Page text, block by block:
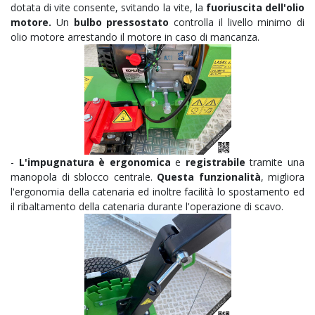
dotata di vite consente, svitando la vite, la fuoriuscita dell'olio
motore. Un bulbo pressostato controlla il livello minimo di
olio motore arrestando il motore in caso di mancanza.
- L'impugnatura è ergonomica e registrabile tramite una
manopola di sblocco centrale. Questa funzionalità, migliora
l'ergonomia della catenaria ed inoltre facilità lo spostamento ed
il ribaltamento della catenaria durante l'operazione di scavo.